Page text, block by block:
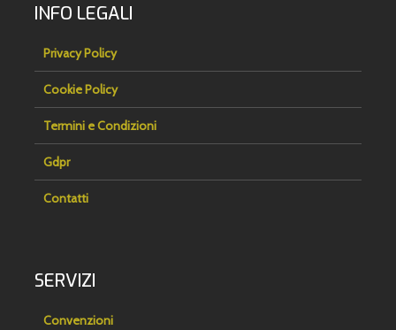
INFO LEGALI
Privacy Policy
Cookie Policy
Termini e Condizioni
Gdpr
Contatti
SERVIZI
Convenzioni